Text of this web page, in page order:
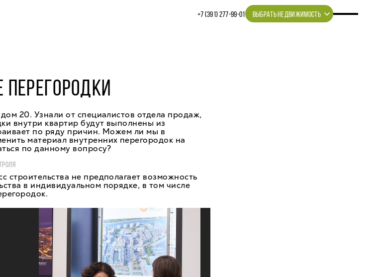
+7 (391) 277‒99‒01 ВЫБРАТЬ НЕДВИЖИМОСТЬ
20. Узнали от специалистов отдела продаж,
внутри квартир будут выполнены из
по ряду причин. Можем ли мы в
материал внутренних перегородок на
по данному вопросу?
не предполагает возможность
в индивидуальном порядке, в том числе